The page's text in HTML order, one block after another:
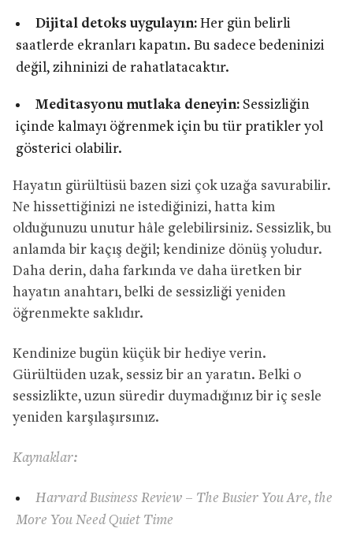
Dijital detoks uygulayın:Her gün belirli
saatlerde ekranları kapatın. Bu sadece bedeninizi
değil, zihninizi de rahatlatacaktır.
Meditasyonu mutlaka deneyin:Sessizliğin
içinde kalmayı öğrenmek için bu tür pratikler yol
gösterici olabilir.
Hayatın gürültüsü bazen sizi çok uzağa savurabilir.
Ne hissettiğinizi ne istediğinizi, hatta kim
olduğunuzu unutur hâle gelebilirsiniz. Sessizlik, bu
anlamda bir kaçış değil; kendinize dönüş yoludur.
Daha derin, daha farkında ve daha üretken bir
hayatın anahtarı, belki de sessizliği yeniden
öğrenmekte saklıdır.
Kendinize bugün küçük bir hediye verin.
Gürültüden uzak, sessiz bir an yaratın. Belki o
sessizlikte, uzun süredir duymadığınız bir iç sesle
yeniden karşılaşırsınız.
Kaynaklar:
Harvard Business Review – The Busier You Are, the
More You Need Quiet Time